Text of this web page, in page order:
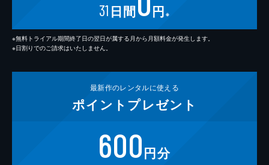
31 日間 円 ※
※無料トライアル期間終了日の翌日が属する月から月額料金が発生します。
※日割りでのご請求はいたしません。
最新作のレンタルに使える
ポイント プレゼント
600円分